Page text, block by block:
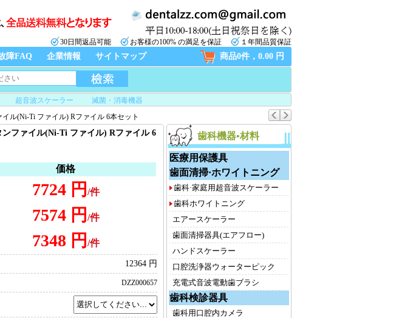
30日間返品可能 お客様の100% の満足を保証 １年間品質保証
障FAQ 企業情報 サイトマップ 商品0件，0.00 円
超音波スケーラー
滅菌・消毒機器
ル(Ni-Ti ファイル) Rファイル 6本セット
歯科機器•材料
医療用保護具
歯面清掃·ホワイトニング
歯科·家庭用超音波スケーラー
歯科ホワイトニング
エアースケーラー
歯面清掃器具(エアフロー)
ハンドスケーラー
口腔洗浄器ウォーターピック
充電式音波電動歯ブラシ
歯科検診器具
歯科用口腔内カメラ
ファイル(Ni-Ti ファイル) Rファイル 6
価格
7724 円 /件
7574 円 /件
7348 円 /件
12364 円
DZZ000657